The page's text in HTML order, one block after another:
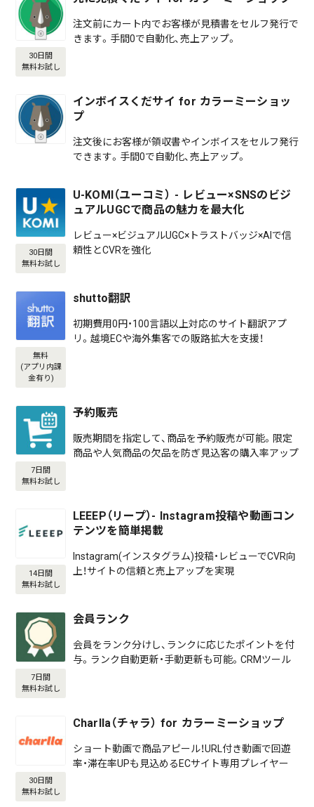
30日間
無料お試し
注文前にカート内でお客様が見積書をセルフ発行で
きます。手間0で自動化、売上アップ。
インボイスくだサイ for カラーミーショッ
プ
注文後にお客様が領収書やインボイスをセルフ発行
できます。手間0で自動化、売上アップ。
30日間
無料お試し
U-KOMI（ユーコミ） - レビュー×SNSのビジ
ュアルUGCで商品の魅力を最大化
レビュー×ビジュアルUGC×トラストバッジ×AIで信
頼性とCVRを強化
無料
(アプリ内課
金有り)
shutto翻訳
初期費用0円・100言語以上対応のサイト翻訳アプ
リ。越境ECや海外集客での販路拡大を支援！
7日間
無料お試し
予約販売
販売期間を指定して、商品を予約販売が可能。限定
商品や人気商品の欠品を防ぎ見込客の購入率アップ
14日間
無料お試し
LEEEP（リープ）- Instagram投稿や動画コン
テンツを簡単掲載
Instagram(インスタグラム)投稿・レビューでCVR向
上！サイトの信頼と売上アップを実現
7日間
無料お試し
会員ランク
会員をランク分けし、ランクに応じたポイントを付
与。ランク自動更新・手動更新も可能。CRMツール
30日間
無料お試し
Charlla（チャラ） for カラーミーショップ
ショート動画で商品アピール！URL付き動画で回遊
率・滞在率UPも見込めるECサイト専用プレイヤー